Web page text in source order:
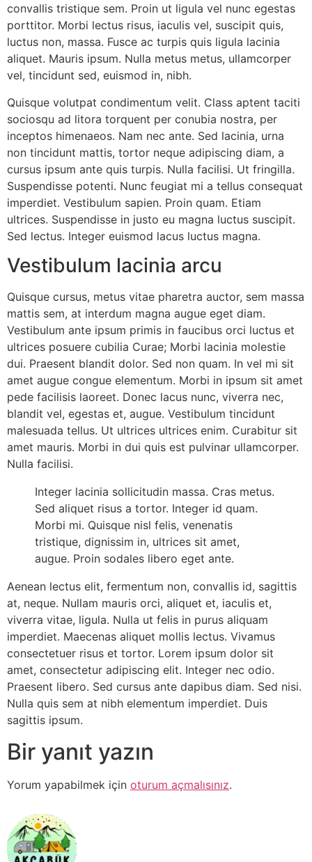
convallis tristique sem. Proin ut ligula vel nunc egestas
porttitor. Morbi lectus risus, iaculis vel, suscipit quis,
luctus non, massa. Fusce ac turpis quis ligula lacinia
aliquet. Mauris ipsum. Nulla metus metus, ullamcorper
vel, tincidunt sed, euismod in, nibh.
Quisque volutpat condimentum velit. Class aptent taciti
sociosqu ad litora torquent per conubia nostra, per
inceptos himenaeos. Nam nec ante. Sed lacinia, urna
non tincidunt mattis, tortor neque adipiscing diam, a
cursus ipsum ante quis turpis. Nulla facilisi. Ut fringilla.
Suspendisse potenti. Nunc feugiat mi a tellus consequat
imperdiet. Vestibulum sapien. Proin quam. Etiam
ultrices. Suspendisse in justo eu magna luctus suscipit.
Sed lectus. Integer euismod lacus luctus magna.
Vestibulum lacinia arcu
Quisque cursus, metus vitae pharetra auctor, sem massa
mattis sem, at interdum magna augue eget diam.
Vestibulum ante ipsum primis in faucibus orci luctus et
ultrices posuere cubilia Curae; Morbi lacinia molestie
dui. Praesent blandit dolor. Sed non quam. In vel mi sit
amet augue congue elementum. Morbi in ipsum sit amet
pede facilisis laoreet. Donec lacus nunc, viverra nec,
blandit vel, egestas et, augue. Vestibulum tincidunt
malesuada tellus. Ut ultrices ultrices enim. Curabitur sit
amet mauris. Morbi in dui quis est pulvinar ullamcorper.
Nulla facilisi.
Integer lacinia sollicitudin massa. Cras metus.
Sed aliquet risus a tortor. Integer id quam.
Morbi mi. Quisque nisl felis, venenatis
tristique, dignissim in, ultrices sit amet,
augue. Proin sodales libero eget ante.
Aenean lectus elit, fermentum non, convallis id, sagittis
at, neque. Nullam mauris orci, aliquet et, iaculis et,
viverra vitae, ligula. Nulla ut felis in purus aliquam
imperdiet. Maecenas aliquet mollis lectus. Vivamus
consectetuer risus et tortor. Lorem ipsum dolor sit
amet, consectetur adipiscing elit. Integer nec odio.
Praesent libero. Sed cursus ante dapibus diam. Sed nisi.
Nulla quis sem at nibh elementum imperdiet. Duis
sagittis ipsum.
Bir yanıt yazın
Yorum yapabilmek için oturum açmalısınız.